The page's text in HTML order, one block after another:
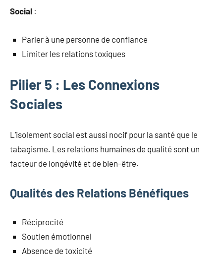
Social :
Parler à une personne de confiance
Limiter les relations toxiques
Pilier 5 : Les Connexions
Sociales
L’isolement social est aussi nocif pour la santé que le
tabagisme. Les relations humaines de qualité sont un
facteur de longévité et de bien-être.
Qualités des Relations Bénéfiques
Réciprocité
Soutien émotionnel
Absence de toxicité